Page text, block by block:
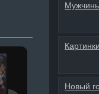
Новый